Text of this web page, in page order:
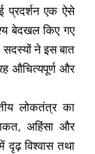
प्रदर्शन एक ऐसे
बेदखल किए गए
सदस्यों ने इस बात
औचित्यपूर्ण और
लोकतंत्र का
अहिंसा और
दृढ़ विश्वास तथा